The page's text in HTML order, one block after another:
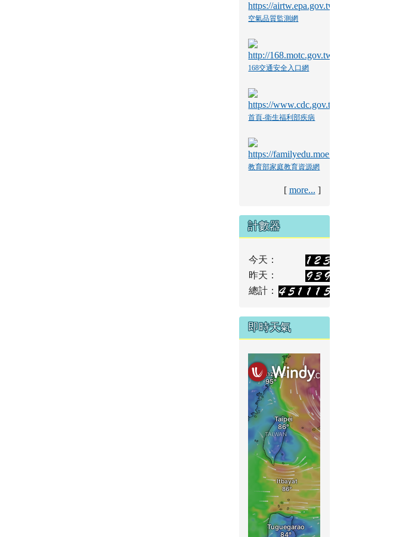
空氣品質監測網
168交通安全入口網
首頁-衛生福利部疾病
教育部家庭教育資源網
[ more... ]
計數器
今天：
昨天：
總計：
即時天氣